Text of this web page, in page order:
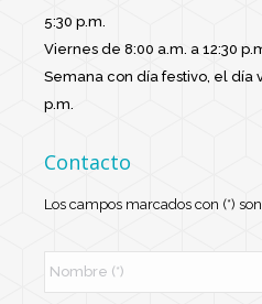
5:30 p.m.
Viernes de 8:00 a.m. a 12:30
Semana con día festivo, el día
p.m.
Contacto
Los campos marcados con (*)
o